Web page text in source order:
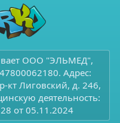
ООО "ЭЛЬМЕД",
Адрес:
кт Лиговский, д. 246,
деятельность:
от 05.11.2024